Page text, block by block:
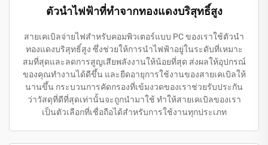
ตัวนำไฟฟ้าที่ทำจากทองแดงบริสุทธิ์สูง
สายเคเบิลจ่ายไฟสำหรับคอมพิวเตอร์แบบ PC ของเราใช้ตัวนำ
ทองแดงบริสุทธิ์สูง ซึ่งช่วยให้การนำไฟฟ้าอยู่ในระดับที่เหมาะ
สมที่สุดและลดการสูญเสียพลังงานให้น้อยที่สุด ส่งผลให้อุปกรณ์
ของคุณทำงานได้ดีขึ้น และยืดอายุการใช้งานของสายเคเบิลให้
นานขึ้น กระบวนการคัดกรองที่เข้มงวดของเราช่วยรับประกัน
ว่าวัสดุที่ดีที่สุดเท่านั้นจะถูกนำมาใช้ ทำให้สายเคเบิลของเรา
เป็นตัวเลือกที่เชื่อถือได้สำหรับการใช้งานทุกประเภท